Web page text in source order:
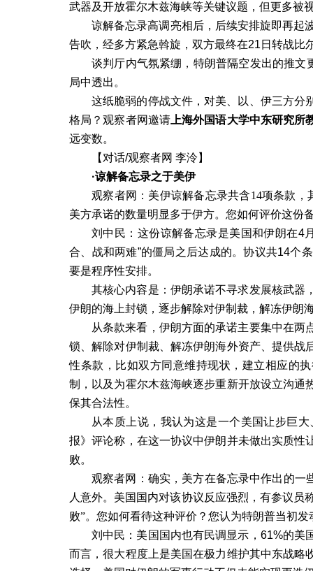
武器及开放霍尔木兹海峡等关键议题，但更多被
谅解备忘录高调亮相后，后续安排旋即再起
告吹，经多方紧急斡旋，双方最终在21 日转战比
谈判厅内气氛紧绷，特朗普隔空发出的推文
局中透出。
这纸脆弱的停战文件，对美、以、伊三方分
格局？观察者网邀请上海外国语大学中东研究所
远变数。
【对话/观察者网 李泠】
·谅解备忘录之于美伊
观察者网：美伊谅解备忘录共含14项条款，
美方承诺的数量明显多于伊方。您如何评价这份
刘中民：这份谅解备忘录是美国和伊朗在4
合、战和两难”的僵局之后达成的。协议共14个
要是程序性安排。
其核心内容是：伊朗承诺不寻求发展核武器
伊朗的海上封锁，逐步解除对伊制裁，解冻伊朗
从条款来看，伊朗方面的承诺主要集中在
锁、解除对伊制裁、解冻伊朗海外资产、提供
性条款，比如双方同意维持现状，建立相应的
制，以及为霍尔木兹海峡逐步重新开放设立沟
保其合法性。
从本质上说，我认为这是一个美国让步巨
报》评论称，在这一协议中伊朗并未做出实质
败。
观察者网：确实，美方在备忘录中作出的一
人意外。美国国内对该协议反应强烈，有参议员
败”。您如何看待这种评价？您认为特朗普当初
刘中民：美国国内也有民调显示， 61%的美
而言，很大程度上是美国在极力维护其中东战